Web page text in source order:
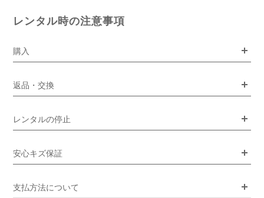
レンタル時の注意事項
購入
返品・交換
レンタルの停止
安心キズ保証
支払方法について